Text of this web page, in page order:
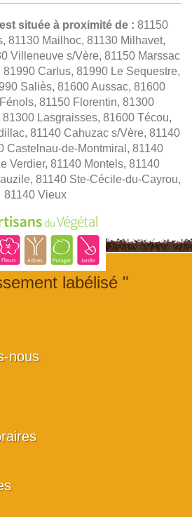
située à proximité de : 81150
81130 Mailhoc, 81130 Milhavet,
Villeneuve s/Vère, 81150 Marssac
81990 Carlus, 81990 Le Sequestre,
Saliès, 81600 Aussac, 81600
81150 Florentin, 81300
Lasgraisses, 81600 Técou,
81140 Cahuzac s/Vère, 81140
Castelnau-de-Montmiral, 81140
Verdier, 81140 Montels, 81140
81140 Ste-Cécile-du-Cayrou,
81140 Vieux
labélisé "
nous